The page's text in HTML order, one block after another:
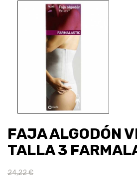
FAJA ALGODÓN
TALLA 3
24,22 €